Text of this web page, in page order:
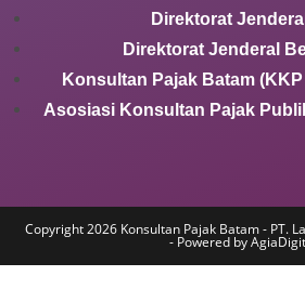
Direktorat
Direktorat Jenderal
Konsultan Pajak Batam
Asosiasi Konsultan Pajak
Copyright 2026 Konsultan Pajak Batam - PT.
- Powered by